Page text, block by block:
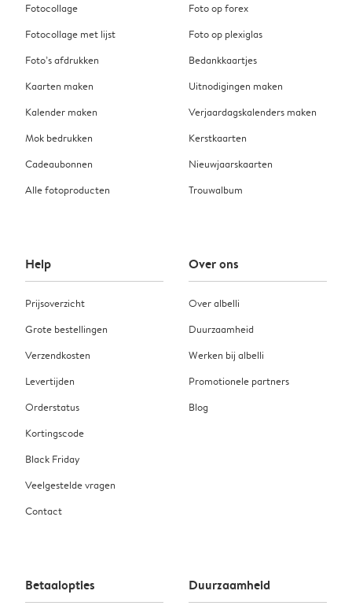
Fotocollage
Fotocollage met lijst
Foto’s afdrukken
Kaarten maken
Kalender maken
Mok bedrukken
Cadeaubonnen
Alle fotoproducten
Foto op forex
Foto op plexiglas
Bedankkaartjes
Uitnodigingen maken
Verjaardagskalenders maken
Kerstkaarten
Nieuwjaarskaarten
Trouwalbum
Help
Prijsoverzicht
Grote bestellingen
Verzendkosten
Levertijden
Orderstatus
Kortingscode
Black Friday
Veelgestelde vragen
Contact
Over ons
Over albelli
Duurzaamheid
Werken bij albelli
Promotionele partners
Blog
Betaalopties Duurzaamheid